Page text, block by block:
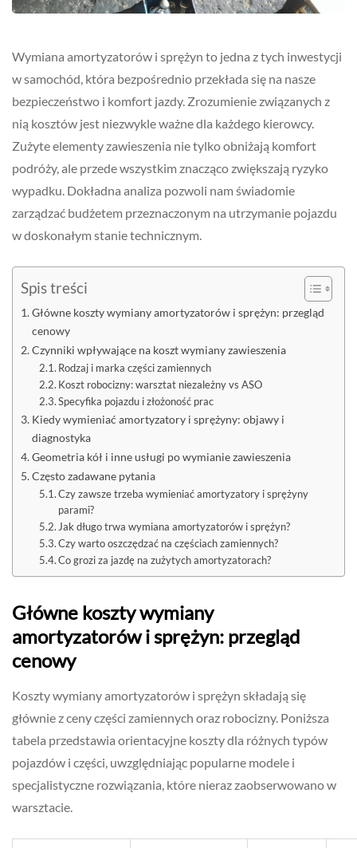
Wymiana amortyzatorów i sprężyn to jedna z tych inwestycji
w samochód, która bezpośrednio przekłada się na nasze
bezpieczeństwo i komfort jazdy. Zrozumienie związanych z
nią kosztów jest niezwykle ważne dla każdego kierowcy.
Zużyte elementy zawieszenia nie tylko obniżają komfort
podróży, ale przede wszystkim znacząco zwiększają ryzyko
wypadku. Dokładna analiza pozwoli nam świadomie
zarządzać budżetem przeznaczonym na utrzymanie pojazdu
w doskonałym stanie technicznym.
Spis treści
Główne koszty wymiany amortyzatorów i sprężyn: przegląd
cenowy
Czynniki wpływające na koszt wymiany zawieszenia
Rodzaj i marka części zamiennych
Koszt robocizny: warsztat niezależny vs ASO
Specyfika pojazdu i złożoność prac
Kiedy wymieniać amortyzatory i sprężyny: objawy i
diagnostyka
Geometria kół i inne usługi po wymianie zawieszenia
Często zadawane pytania
Czy zawsze trzeba wymieniać amortyzatory i sprężyny
parami?
Jak długo trwa wymiana amortyzatorów i sprężyn?
Czy warto oszczędzać na częściach zamiennych?
Co grozi za jazdę na zużytych amortyzatorach?
Główne koszty wymiany
amortyzatorów i sprężyn: przegląd
cenowy
Koszty wymiany amortyzatorów i sprężyn składają się
głównie z ceny części zamiennych oraz robocizny. Poniższa
tabela przedstawia orientacyjne koszty dla różnych typów
pojazdów i części, uwzględniając popularne modele i
specjalistyczne rozwiązania, które nieraz zaobserwowano w
warsztacie.